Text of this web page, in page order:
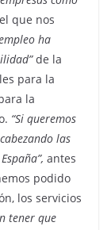
que nos
ha
de la
para la
la
“Si queremos
las
antes
podido
los servicios
tener que